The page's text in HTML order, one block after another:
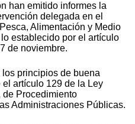
han emitido informes la
delegada en el
Alimentación y Medio
establecido por el artículo
de noviembre.
principios de buena
artículo 129 de la Ley
de Procedimiento
Administraciones Públicas.